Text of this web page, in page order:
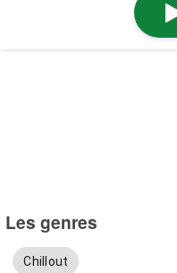
Les genres
Chillout